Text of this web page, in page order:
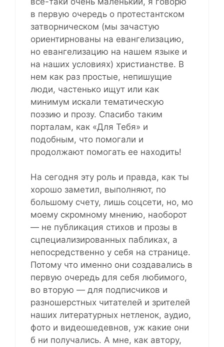
в первую очередь о протестантском
затворническом (мы зачастую
ориентирнованы на евангелизацию,
но евангелизацию на нашем языке и
на наших условиях) христианстве. В
нем как раз простые, непишущие
люди, частенько ищут или как
минимум искали тематическую
поэзию и прозу. Спасибо таким
порталам, как «Для Тебя» и
подобным, что помогали и
продолжают помогать ее находить!
На сегодня эту роль и правда, как ты
хорошо заметил, выполняют, по
большому счету, лишь соцсети, но, мо
моему скромному мнению, наоборот
— не публикация стихов и прозы в
сцпециализированных пабликах, а
непосредственно у себя на странице.
Потому что именно они создавались в
первую очередь для себя любимого,
во вторую — для подписчиков и
разношерстных читателей и зрителей
наших литературных нетленок, аудио,
фото и видеошедевнов, уж какие они
б ни получались. А мне, как автору,